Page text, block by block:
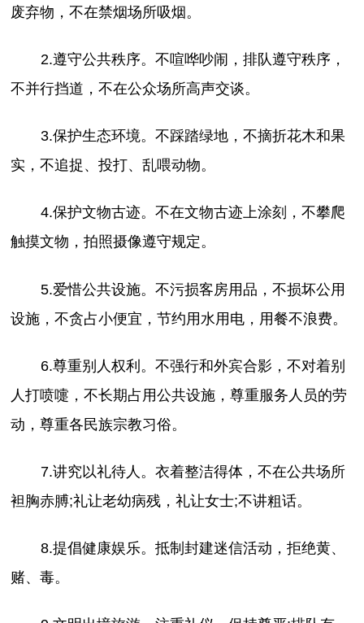
废弃物，不在禁烟场所吸烟。
2.遵守公共秩序。不喧哗吵闹，排队遵守秩序，
不并行挡道，不在公众场所高声交谈。
3.保护生态环境。不踩踏绿地，不摘折花木和果
实，不追捉、投打、乱喂动物。
4.保护文物古迹。不在文物古迹上涂刻，不攀爬
触摸文物，拍照摄像遵守规定。
5.爱惜公共设施。不污损客房用品，不损坏公用
设施，不贪占小便宜，节约用水用电，用餐不浪费。
6.尊重别人权利。不强行和外宾合影，不对着别
人打喷嚏，不长期占用公共设施，尊重服务人员的劳
动，尊重各民族宗教习俗。
7.讲究以礼待人。衣着整洁得体，不在公共场所
袒胸赤膊;礼让老幼病残，礼让女士;不讲粗话。
8.提倡健康娱乐。抵制封建迷信活动，拒绝黄、
赌、毒。